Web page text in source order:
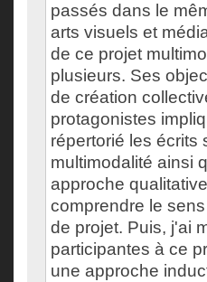
passés dans le
arts visuels et
de ce projet
plusieurs. Ses
de création
protagonistes
répertorié les écrits
multimodalité ainsi
approche
comprendre le
de projet. Puis, j'ai
participantes à ce
une approche